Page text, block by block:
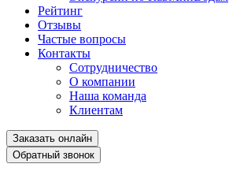
Рейтинг
Отзывы
Частые вопросы
Контакты
Сотрудничество
О компании
Наша команда
Клиентам
Заказать онлайн
Обратный звонок